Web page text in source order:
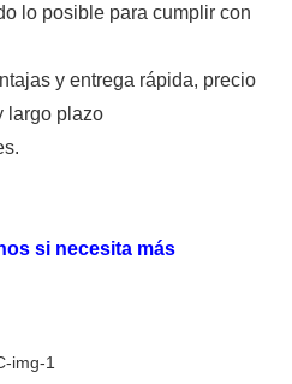
lo posible para cumplir con
y entrega rápida, precio
largo plazo
si necesita más